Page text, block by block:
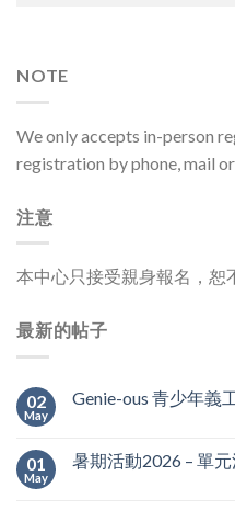
NOTE
We only accepts in-person
registration by phone, mail
注意
本中心只接受親身報名，恕
最新的帖子
02
May
Genie-ous 青少年義
01
May
暑期活動2026 – 單